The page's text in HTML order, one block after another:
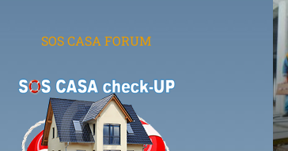
SOS CASA FORUM